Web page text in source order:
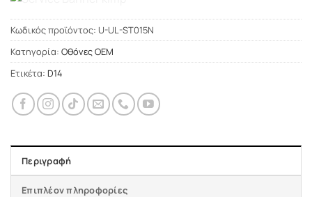
Κωδικός προϊόντος: U-UL-ST015N
Κατηγορία: Οθόνες OEM
Ετικέτα: D14
Περιγραφή
Επιπλέον πληροφορίες